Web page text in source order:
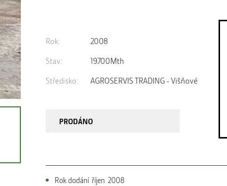
Rok:
2008
Stav:
19.700Mth
Středisko:
AGROSERVIS TRADING - Višňové
PRODÁNO
Rok dodání říjen 2008